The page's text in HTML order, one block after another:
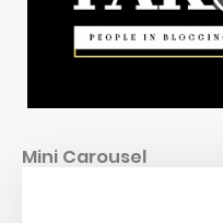
Mini Carousel